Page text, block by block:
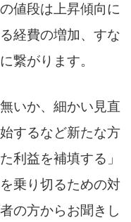
値段は上昇傾向に
経費の増加、すな
繋がります。
いか、細かい見直
するなど新たな方
利益を補填する」
乗り切るための対
の方からお聞きし